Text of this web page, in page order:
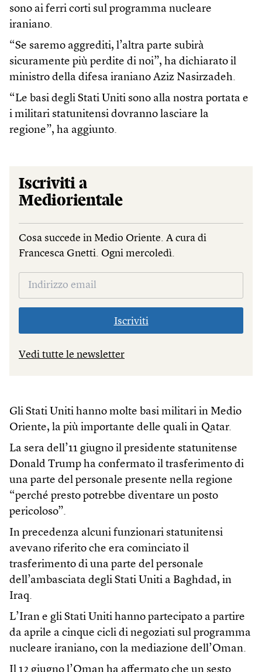
sono ai ferri corti sul programma nucleare
iraniano.
“Se saremo aggrediti, l’altra parte subirà
sicuramente più perdite di noi”, ha dichiarato il
ministro della difesa iraniano Aziz Nasirzadeh.
“Le basi degli Stati Uniti sono alla nostra portata e
i militari statunitensi dovranno lasciare la
regione”, ha aggiunto.
Iscriviti a
Mediorientale
Cosa succede in Medio Oriente. A cura di
Francesca Gnetti. Ogni mercoledì.
Iscriviti
Vedi tutte le newsletter
Gli Stati Uniti hanno molte basi militari in Medio
Oriente, la più importante delle quali in Qatar.
La sera dell’11 giugno il presidente statunitense
Donald Trump ha confermato il trasferimento di
una parte del personale presente nella regione
“perché presto potrebbe diventare un posto
pericoloso”.
In precedenza alcuni funzionari statunitensi
avevano riferito che era cominciato il
trasferimento di una parte del personale
dell’ambasciata degli Stati Uniti a Baghdad, in
Iraq.
L’Iran e gli Stati Uniti hanno partecipato a partire
da aprile a cinque cicli di negoziati sul programma
nucleare iraniano, con la mediazione dell’Oman.